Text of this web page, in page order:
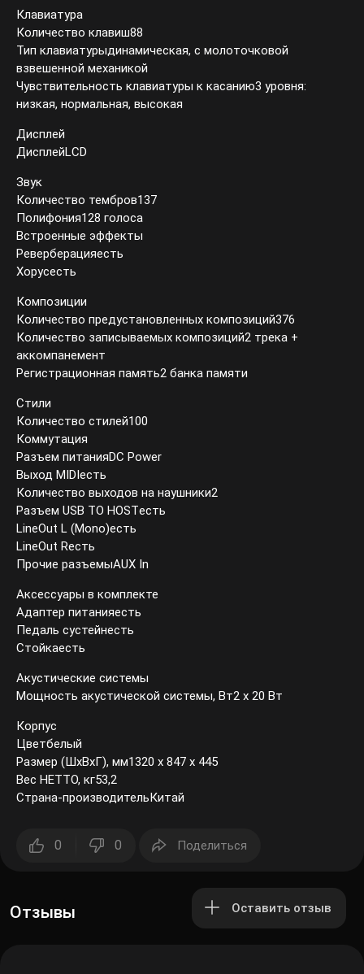
Клавиатура
Количество клавиш88
Тип клавиатурыдинамическая, с молоточковой
взвешенной механикой
Чувствительность клавиатуры к касанию3 уровня:
низкая, нормальная, высокая
Дисплей
ДисплейLCD
Звук
Количество тембров137
Полифония128 голоса
Встроенные эффекты
Реверберацияесть
Хорусесть
Композиции
Количество предустановленных композиций376
Количество записываемых композиций2 трека +
аккомпанемент
Регистрационная память2 банка памяти
Стили
Количество стилей100
Коммутация
Разъем питанияDC Power
Выход MIDIесть
Количество выходов на наушники2
Разъем USB TO HOSTесть
LineOut L (Mono)есть
LineOut Rесть
Прочие разъемыAUX In
Аксессуары в комплекте
Адаптер питанияесть
Педаль сустейнесть
Стойкаесть
Акустические системы
Мощность акустической системы, Вт2 x 20 Вт
Корпус
Цветбелый
Размер (ШxВхГ), мм1320 x 847 x 445
Вес НЕТТО, кг53,2
Страна-производительКитай
0 0 Поделиться
Отзывы Оставить отзыв